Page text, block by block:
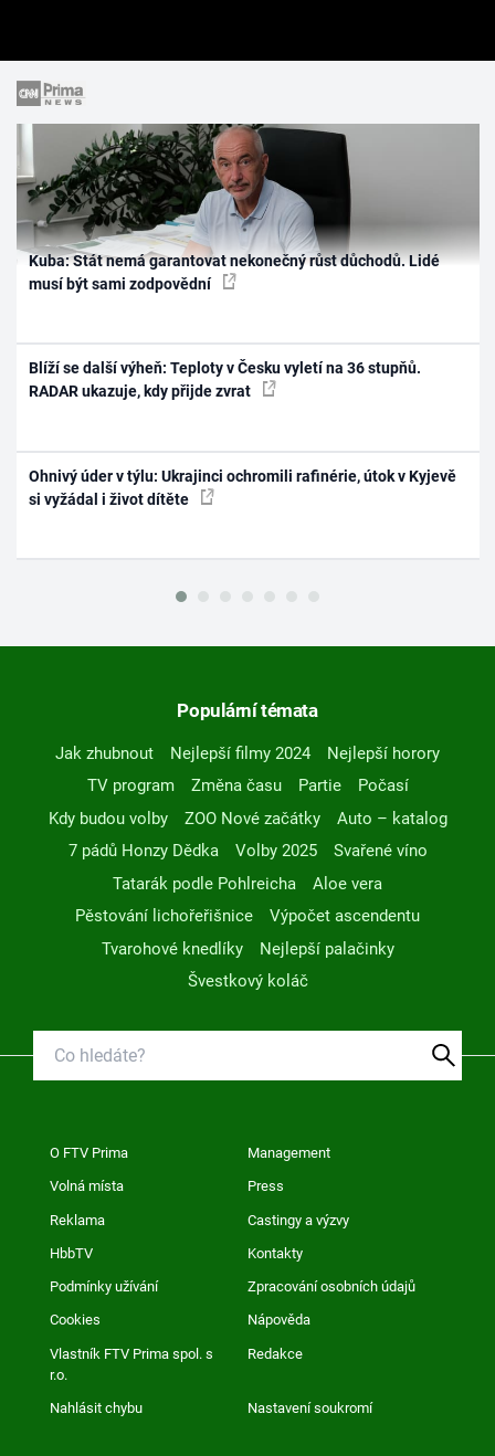
Kuba: Stát nemá garantovat nekonečný růst důchodů. Lidé
musí být sami zodpovědní
Blíží se další výheň: Teploty v Česku vyletí na 36 stupňů.
RADAR ukazuje, kdy přijde zvrat
Ohnivý úder v týlu: Ukrajinci ochromili rafinérie, útok v Kyjevě
si vyžádal i život dítěte
Populární témata
Jak zhubnout Nejlepší filmy 2024
Nejlepší horory
TV program
Změna času Partie
Počasí
Kdy budou volby
ZOO Nové začátky
Auto – katalog
7 pádů Honzy Dědka
Volby 2025
Svařené víno
Tatarák podle Pohlreicha
Aloe vera
Pěstování lichořeřišnice
Výpočet ascendentu
Tvarohové knedlíky
Nejlepší palačinky
Švestkový koláč
O FTV Prima Management
Volná místa Press
Reklama Castingy a výzvy
HbbTV Kontakty
Podmínky užívání Zpracování osobních údajů
Cookies Nápověda
Vlastník FTV Prima spol. s
r.o.
Redakce
Nahlásit chybu Nastavení soukromí